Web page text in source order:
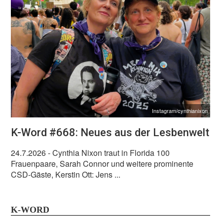
Instagram/cynthianixon
K-Word #668: Neues aus der Lesbenwelt
24.7.2026- Cynthia Nixon traut in Florida 100
Frauenpaare, Sarah Connor und weitere prominente
CSD-Gäste, Kerstin Ott: Jens ...
K-WORD